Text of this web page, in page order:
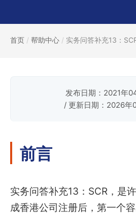
首页 / 帮助中心 / 实务问答补充13：
发布日期：2021年
/ 更新日期：2026年
前言
实务问答补充13：SCR，是
成香港公司注册后，第一个